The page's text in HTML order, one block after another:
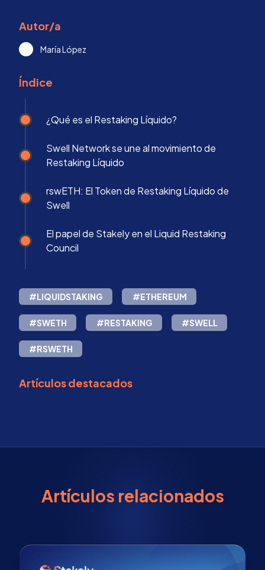
Autor/a
María López
Índice
¿Qué es el Restaking Líquido?
Swell Network se une al movimiento de
Restaking Líquido
rswETH: El Token de Restaking Líquido de
Swell
El papel de Stakely en el Liquid Restaking
Council
#LIQUIDSTAKING #ETHEREUM
#SWETH #RESTAKING #SWELL
#RSWETH
Artículos destacados
Artículos relacionados